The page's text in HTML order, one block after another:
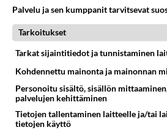
Anonyymi00021
2026-06-04 13:08:37
Anonyymi00004kirjoitti:
Heti huomenna
Toimitko?
Palvelu ja sen kumppanit tarvitsevat
Tarkoitukset
Tarkat sijaintitiedot ja tunnistaminen
Kohdennettu mainonta ja mainonnan
Personoitu sisältö, sisällön
palvelujen kehittäminen
Tietojen tallentaminen laitteelle ja/tai
tietojen käyttö